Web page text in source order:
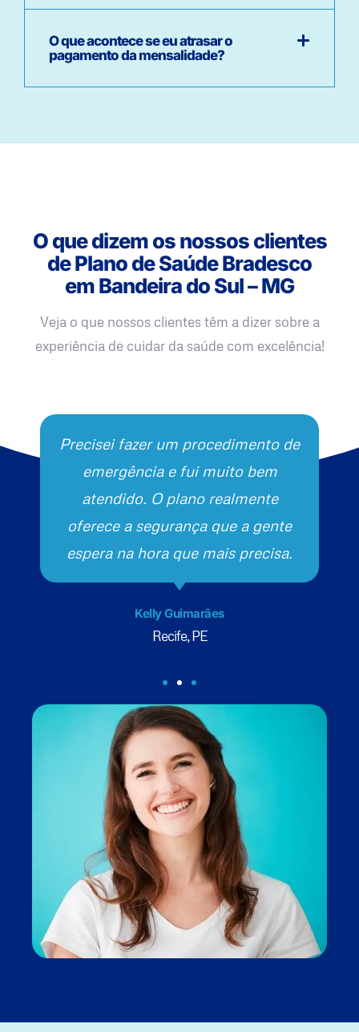
O que acontece se eu atrasar o
pagamento da mensalidade?
O que dizem os nossos clientes
de Plano de Saúde Bradesco
em Bandeira do Sul – MG
Veja o que nossos clientes têm a dizer sobre a
experiência de cuidar da saúde com excelência!
Precisei fazer um procedimento de
emergência e fui muito bem
atendido. O plano realmente
oferece a segurança que a gente
espera na hora que mais precisa.
Kelly Guimarães
Recife, PE